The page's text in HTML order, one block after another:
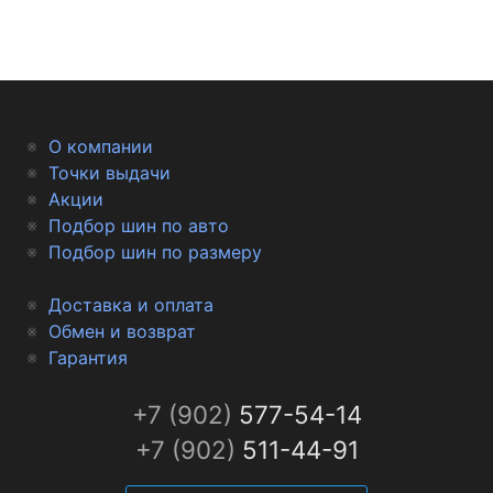
улучшает реакции и поведение автомобиля.
О компании
Точки выдачи
Акции
Подбор шин по авто
Подбор шин по размеру
Доставка и оплата
Обмен и возврат
Гарантия
+7 (902) 577-54-14
+7 (902) 511-44-91